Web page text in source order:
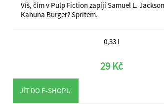
Víš, čím v Pulp Fiction zapíjí Samuel L.
Kahuna Burger? Spritem.
0,33 l
29 Kč
JÍT DO E-SHOPU